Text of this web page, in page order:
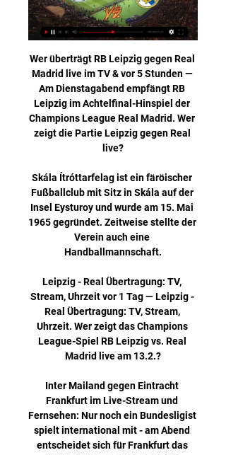
Wer überträgt RB Leipzig gegen Real Madrid live im TV & vor 5 Stunden — Am Dienstagabend empfängt RB Leipzig im Achtelfinal-Hinspiel der Champions League Real Madrid. Wer zeigt die Partie Leipzig gegen Real live?

Skála Ítróttarfelag ist ein färöischer Fußballclub mit Sitz in Skála auf der Insel Eysturoy und wurde am 15. Mai 1965 gegründet. Zeitweise stellte der Verein auch eine Handballmannschaft.

Leipzig - Real Übertragung: TV, Stream, Uhrzeit vor 1 Tag — Leipzig - Real Übertragung: TV, Stream, Uhrzeit. Wer zeigt das Champions League-Spiel RB Leipzig vs. Real Madrid live am 13.2.?

Inter Mailand gegen Eintracht Frankfurt im Live-Stream und Fernsehen: Nur noch ein Bundesligist spielt international mit - am Abend entscheidet sich für Frankfurt das Weiterkommen. So sehen Sie.

RB Leipzig gegen Real Madrid heute live im TV und Stream vor 2 Stunden — in der heimischen Red Bull Arena. RB Leipzig gegen Real Madrid: Champions League live im Free-TV? Das Champions League-Spiel zwischen RB ...

Die Eisbären Bremerhaven wollen am Samstag im Derby gegen die Artland Dragons Quakenbrück ihre Siegesserie in der 2. Basketball-Bundesliga ausbauen (19 Uhr, Stadthalle). Teil des Erfolgsteams ist auch Power Forward Will Vorhees – und der hat einen bekannten Ex-NBA-Star als Vorbild. „Flamingo Shot“ kopiert „Ich trage die 41...

Besuche Soccerstand.com für den schnellsten Livescore und Ergebnisse Service für 1. Division 2019/2020. Wir bieten Echtzeit Livescore, Statistiken, Livequoten und Ergebnisse von allen 1. Division 2019/2020 Matches!

Wett Tipp: BOCHUM gegen JAHN REGENSBURG. Virtualbet24.com BOCHUM und JAHN REGENSBURG gehen hier mit etwa gleichen Vorraussetzungen ins Rennen. Der Ausgang der Partie scheint daher völlig offen. Wir sehen einen kleinen Vorteil beim Heimteam, sichern aber die Wette mit einem Unentschieden ab, um das Risiko bei dieser Wette möglichst gering zu.

Fussball-Vereine Kundl - sichten Sie alle Firmen und Unternehmen mit Adresse, Telefonnummer und ★ Bewertungen. Das Stadtbranchenbuch für Kundl zeigt Ihnen aktuell ᐅ 74 Einträge.

Die German Tour ist eine gemeinschaftliche Initiative der deutschen Billardverbände, der Poolbillard-Sportlerinnen und –Sportler, der Billardvereine, der Billard-Gastronomie, der Billardindustrie und des Billardmagazins Touch, die für die German Tour organisatorisch hauptverantwortlich zeichnet.

Leipzig gegen Real Madrid live im tv Red Bull Leipzig Leipzi vor 5 Stunden — 14.09.2022 — Am 2. Spieltag der Champions League ist RB Leipzig bei Real Madrid zu Gast. Wo Ihr das Duell im TV, Livestream und Liveticker ...

«Wattens-Youngster Kelvin Yeboah hat die Krise der Wiener Austria am Mittwoch vertieft.. 2:5-Cup-Schmach für Austria Wien in Wattens, LASK weiter. Wattens-Youngster Kelvin Yeboah hat die Krise der Wiener Austria am Mittwoch vertieft. Der 19-jährige Sohn des ehemaligen ghanaischen Teamspielers.

Alle Konten und Depots im Griff Egal von welcher Bank. Nutzen Sie Ihr Online-Banking auch für Trans­aktionen von Konten und Depots anderer Banken und Sparkassen – …

Lettland ist von Österreich aus über Tschechien, Polen, Kaliningrad und Litauen zu erreichen. Mit einer Anreisedauer von mindestens 16,5 Stunden ist zu rechnen. Lettland ist über die wichtigste Fernverkehrsstraße Nordeuropas, der sogenannten Via Baltica (Europastraße E67), mit Polen sowie Litauen und Estland verbunden.

Die Volleyballerinnen vom VC Wiesbaden starten am Wochenende in ihre 15. Bundesligasaison. Zum Saisonauftakt sind die Hessinnen bei NawaRo Straubing zu Gast. Anpfiff ist am Samstag um 19:30 Uhr. In der Pause gab es beim VCW einige Wechsel. So haben sechs Spielerinnen den Verein verlassen, sieben kamen neu ins Team. In der Saisonvorbereitung.

Crimmitschau. (PM Eispiraten) Er wurde in der vergangenen Serie DEL2-Meister mit den Ravensburg Towerstars, nun sucht er bei den Eispiraten eine neue sportliche Herausforderung: Der neu verpflichtete Martin Kokeš, der im Juni als erster Neuzugang der Westsachsen vorgestellt wurde. Mit guten

In unserem umfangreichen Online-Shop erwarten dich nicht nur eine große Auswahl schöner Dirndl in Midi-Länge in unterschiedlichen Farben und Schnitten mit charakteristischer, mittlerer Rocklänge. Du findest darüber hinaus auch Zubehör für Trachtenmode wie. Trachtenschuhe, Trachtensocken,

Taxitransfer von Lugano zu Sion. Zuverlässig, sicheres Taxi, Minibus, Shuttle, Bustransfer zu Sion. Buchen Sie Ihr Transfer jetzt & erhalten Sie Ihr Superangebot!

Zudem wurde er von den Fans ins All-Star-Team der DEL gewählt. Infolgedessen wurde er von einigen DEL-Klubs umworben und entschied sich im Sommer 2007 für einen Wechsel in die deutsche Hauptstadt zu den Eisbären Berlin. Mit den Eisbären konnte er nur ein Jahr später erneut die deutsche Meisterschaft gewinnen und war Topscorer der Play-offs.

Bisher werden Streams aus der Kontinental Hockey League, . Eine Düsseldorferin erklärt, wie der "typische Düsseldorfer" tickt. Beitrag jetzt kommentieren. Auch die Menuführung hat sich klar verbessert. Die Augsburger Panther gelten als Überraschung der Hauptrunde. Bei Fragen wenden Sie sich bitte an moderator augsburger-allgemeine. GO, Tag.

Lugano-Präsident Angelo Renzetti hat als erster die Nerven verloren und seinen Trainer entlassen. Es würde nicht überraschen, wenn in den kommenden Tagen weitere Superligisten den Reset-Knopf drücken. Die Young Boys bekommen es in den Viertelfinals des Schweizer Cups nach der …

Red Bull Leipzig Leipzig gegen Real Madrid live im tv TV Gui vor 2 Stunden — vor 18 Stunden — Live im TV und Online-Stream: So könnt Ihr das Champions-League-Achtelfinale zwischen RB Leipzig und Real Madrid sehen.

Liveticker: 1. FC Heidenheim 1846 - SV Darmstadt 98 (2. Bundesliga 2018/2019, 4. Spieltag) Fazit:Darmstadt gewinnt mit 1:0 in Heidenheim und entführt etwas glücklich drei wichtige Punkte. Im.

RB Leipzig vs. Real Madrid heute live: Übertragung im TV, vor 2 Stunden — RB Leipzig vs. Real Madrid heute live Übertragung in TV, Stream und Ticker im Achtelfinale der Champions League.

München -Im letzten Moment feiert der EHC Red Bull München einen Sieg gegen die Iserlohn Roosters. Damit bleibt die Mannschaft von Trainer Don Jackson Spitzenreiter.

Am Donnerstag tritt Eintracht Frankfurt in der 3. Runde der Europa League Qualifikation beim FC Vaduz an - Vorschau, Wetten & Quoten zum ungleichen Duell

fcrj: trotz 1:4 niederlage lebt die hoffnung weiter Der FC Rapperswiil-Jona setzte das zweitletzte Spiel in der zweiten Halbzeit in den Sand - einmal mehr. Trotzdem bleibt die Hoffnung auf den Ligaerhalt, denn auch Chiasso verlor sein Spiel und liegt um zwei Punkte schlechter auf dem letzten Platz.

13.09.2014 19:00 Neckarsulmer SU SV Allensbach 13.09.2014 19:30 1.FSV Mainz 05 SG H2Ku Herrenberg 13.09.2014 19:30 BVB Dortmund TV Nellingen 13.09.2014 19:30 TV Beyeröhde SGH Rosengarten-Buchholz Datum Zeit Spielansetzungen Ergebnis Ansetzungen 1. Spieltag der 2. Bundesliga 2014/2015 Tabelle 2. Bundesliga 1 1. FSV Mainz 05 0 0 0:0

Head to Head Statistik : Linköping HC und UPC Vienna Capitals Jahr bis 2019 Die Eishockey Teams Linköping HC und UPC Vienna Capitals spielten bisher 2 Spiele gegeneinander. Dabei wurden im Durchschnitt von den Teams insgesamt 7 Tore pro Spiel erzielt.

[STREAMEN!] Leipzig gegen Real Madrid im internet RB vor 4 Stunden — [STREAMEN!] Leipzig gegen Real Madrid im internet RB Leipzig vs. Real Madrid live im TV und Stream 13 Februar 2024 Lutz Hanseroth · 2020 ...

RB Leipzig vs. Real Madrid heute live im Free-TV vor 8 Stunden — Gefragt ist unter anderem RB Leipzig gegen Hochkaräter Real Madrid. Wer das Duell im TV und Livestream zeigt, erfahrt Ihr hier.

Das stimmt auch diesmal. Der Bergische HC schlug die MT Melsungen mit 25:24 in einer Handball-Schlacht, wie sie bereits im Vorfeld erwartet worden war. Denn physisch zeigten sich die Nordhessen.

Wer zeigt / überträgt RB Leipzig vs. Real Madrid im TV und vor 1 Tag — RB Leipzig vs. Real Madrid live: Die anderen Achtelfinalspiele live im TV und LIVE-STREAM. DATUM, SPIELE UND ÜBERTRAGUNGEN. Dienstag 13.02.204.

SC Rapperswil-Jona Lakers empfängt heute ab 19:45 in der National Liga A zu Hause SCL Tigers. Hier erfahren Sie alles zum Spiel im Liveticker.

UEFA Europa League Spielbericht für SK Rapid Wien vs. Inter Mailand am 14. Februar 2019, mit allen Toren und wichtigen Ereignissen. Äußere Dich zur Partie in den Kommentaren.

Straubing Tigers - Iserlohn Roosters 02.12.11 Ergebnis 6:2 Bruno St.Jaques tut es noch mal und alle feiern mit nach dem 6:2 Erfolg am 02.12.2011 Düsseldorfer EG vs Iserlohn Roosters 04-01 (13.10.2013) In einem abwechslungsreichen Spiel feierten knapp 4.600 Eishockeyfans einen verdienten 4-1 Heimsieg.

FC Bayern München - TSG 1899 Hoffenheim: Bundesliga heute live im Pay-TV bei Sky Der Pay-TV-Sender Sky zeigt die Partie FC Bayern München gegen die TSG 1899 Hoffenheim live und in voller Länge.

Anfangs bestimmte der HC Pustertal erwartungsgemäß das Geschehen auf dem Eis, doch die „Furie“ hielten den gegnerischen Angriffen tapfer dagegen und hatten auch zwei gute Eischussmöglichkeiten durch Fabio Kostner und Ivan Demetz (im Bild). Als in der 14.

Skive - Hvidovre : Wetten Sie bei der Nr. 1 und genießen Sie den Nervenkitzel! Achtung: JavaScript erforderlich! Um die volle Funktionsfähigkeit der Website zu …

Herkunft: Wien Jablonec nad Nisou Einwohner: 1.668.737 46.140 Land: Länderfussballvergleich: Österreich: Tschechien: FIFA-Nationenwertung: 82. 11. UEFA-5.

Sky-Abonnenten können das Spiel zwischen dem FC St. Pauli und Darmstadt 98 auch im Live-Stream über das Streaming-Portal Sky Go verfolgen. Dafür navigieren Sie mit ihrem normalen Web-Browser auf die Homepage von Sky Go und loggen sich dort mit ihren Sky-Kundendaten ein.

GIESSEN/WETZLAR - Lange haben die Verantwortlichen des Handball-Bundesligisten HSG Wetzlar nach einer Lösung für ihren formschwachen Linkshänder Joao Ferraz gesucht. Die ist jetzt gefunden. Ab dem morgigen 1. November ist der 29-Jährige an den Schweizer Erstligisten HSC Suhr A